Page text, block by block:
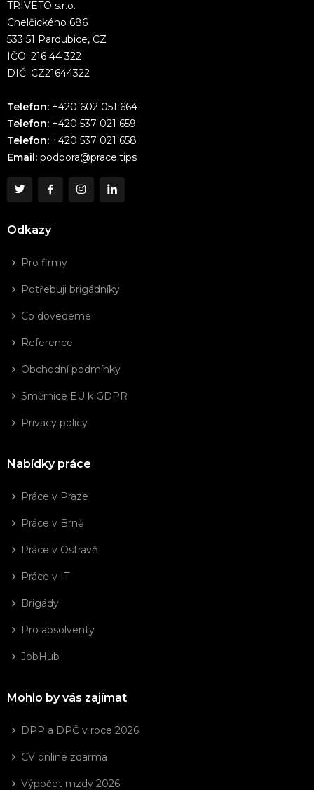
TRIVETO s.r.o.
Chelčického 686
533 51 Pardubice, CZ
IČO: 216 44 322
DIČ: CZ21644322
Telefon: +420 602 051 664
Telefon: +420 537 021 659
Telefon: +420 537 021 658
Email: podpora@prace.tips
Odkazy
Pro firmy
Potřebuji brigádníky
Co dovedeme
Reference
Obchodní podmínky
Směrnice EU k GDPR
Privacy policy
Nabídky práce
Práce v Praze
Práce v Brně
Práce v Ostravě
Práce v IT
Brigády
Pro absolventy
JobHub
Mohlo by vás zajímat
DPP a DPČ v roce 2026
CV online zdarma
Výpočet mzdy 2026